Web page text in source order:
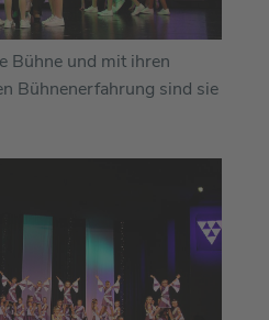
Bühne und mit ihren
Bühnenerfahrung sind sie